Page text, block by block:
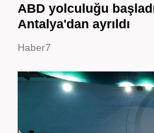
ABD yolculuğu
Antalya'dan ayrıldı
Haber7